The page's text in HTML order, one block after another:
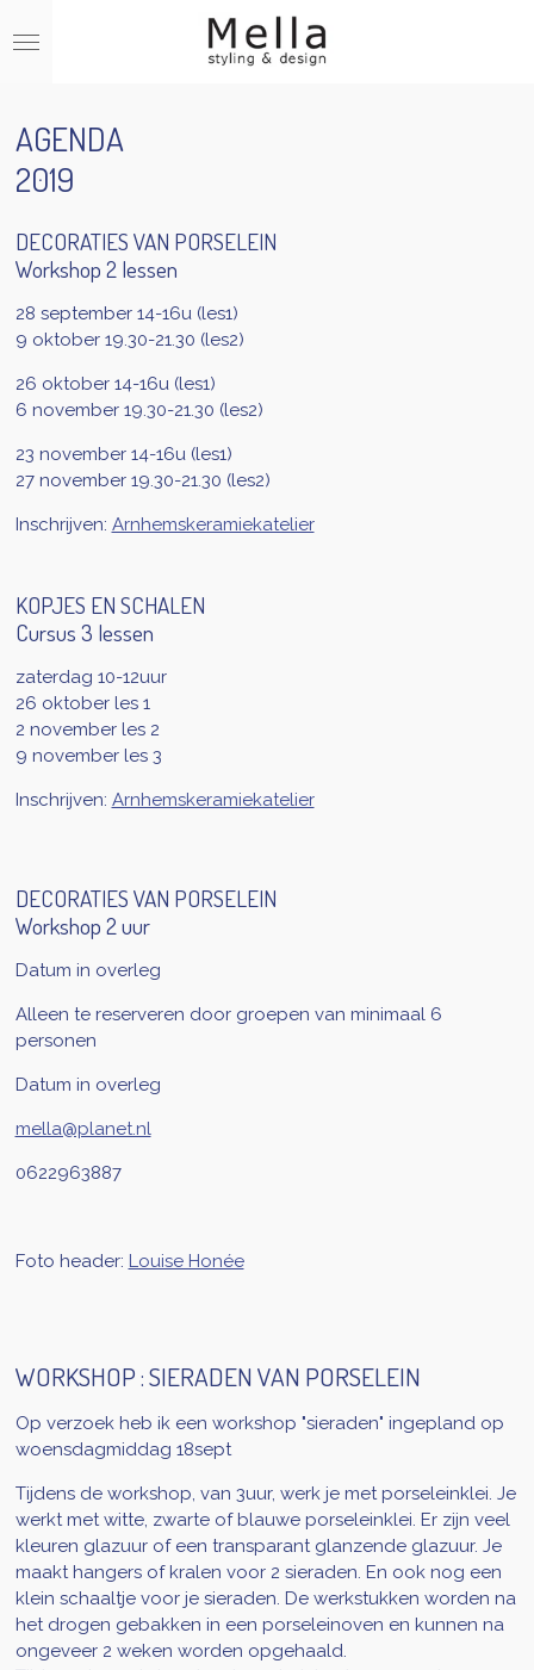
direct
hoofdinhoud
AGENDA
2019
DECORATIES VAN PORSELEIN
Workshop 2 lessen
28 september 14-16u (les1)
9 oktober 19.30-21.30 (les2)
26 oktober 14-16u (les1)
6 november 19.30-21.30 (les2)
23 november 14-16u (les1)
27 november 19.30-21.30 (les2)
Inschrijven: Arnhemskeramiekatelier
KOPJES EN SCHALEN
Cursus 3 lessen
zaterdag 10-12uur
26 oktober les 1
2 november les 2
9 november les 3
Inschrijven: Arnhemskeramiekatelier
DECORATIES VAN PORSELEIN
Workshop 2 uur
Datum in overleg
Alleen te reserveren door groepen van minimaal 6
personen
Datum in overleg
mella@planet.nl
0622963887
Foto header: Louise Honée
WORKSHOP : SIERADEN VAN PORSELEIN
Op verzoek heb ik een workshop "sieraden" ingepland op
woensdagmiddag 18sept
Tijdens de workshop, van 3uur, werk je met porseleinklei. Je
werkt met witte, zwarte of blauwe porseleinklei. Er zijn veel
kleuren glazuur of een transparant glanzende glazuur. Je
maakt hangers of kralen voor 2 sieraden. En ook nog een
klein schaaltje voor je sieraden. De werkstukken worden na
het drogen gebakken in een porseleinoven en kunnen na
ongeveer 2 weken worden opgehaald.